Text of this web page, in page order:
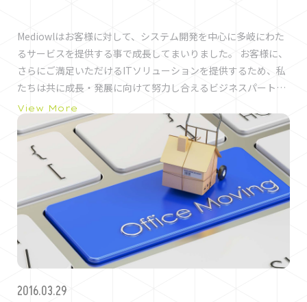
Mediowlはお客様に対して、システム開発を中心に多岐にわた
るサービスを提供する事で成長してまいりました。 お客様に、
さらにご満足いただけるITソリューションを提供するため、私
たちは共に成長・発展に向けて努力し合えるビジネスパートナ
ー様を積極的に募集しております。 ----------------------------
-------------------------------------------------------- ◆Point1
企画設計から可能です。 企画提案者、デザイナー、サーバサイ
ドエンジニア、Webエンジニアが社内におり、案件に合わせ
て、要件設計から、全て請け負うことが可能です。 ◆Point2
デザイン→コーディング→システムまですべて可能です。
◆Point3 クライアント提出資料も全て作成可能です。
◆Point4 エンドクライアントと直接のやりとりも可能です。
◆Point5 社内キャパ不足によるデザインやコーディングの部分
的なご依頼も可能です。 ----------------------------------------
刷会社様の場合 Webサイトの企画書制作から納品後の運用ま
View More
2016.03.29